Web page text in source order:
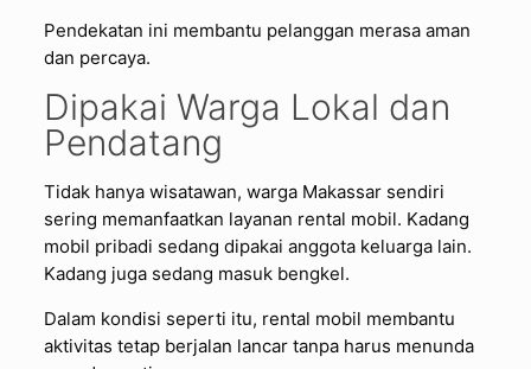
Pendekatan ini membantu pelanggan merasa aman
dan percaya.
Dipakai Warga Lokal dan
Pendatang
Tidak hanya wisatawan, warga Makassar sendiri
sering memanfaatkan layanan rental mobil. Kadang
mobil pribadi sedang dipakai anggota keluarga lain.
Kadang juga sedang masuk bengkel.
Dalam kondisi seperti itu, rental mobil membantu
aktivitas tetap berjalan lancar tanpa harus menunda